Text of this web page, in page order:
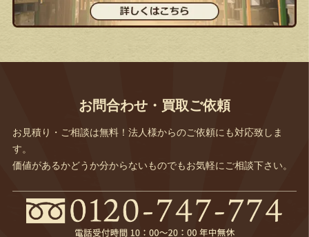
お問合わせ・買取ご依頼
お見積り・ご相談は無料！法人様からのご依頼にも対応致しま
す。
価値があるかどうか分からないものでもお気軽にご相談下さい。